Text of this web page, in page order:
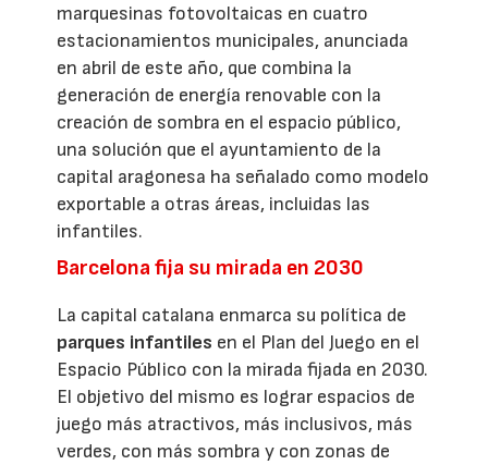
marquesinas fotovoltaicas en cuatro
estacionamientos municipales, anunciada
en abril de este año, que combina la
generación de energía renovable con la
creación de sombra en el espacio público,
una solución que el ayuntamiento de la
capital aragonesa ha señalado como modelo
exportable a otras áreas, incluidas las
infantiles.
Barcelona fija su mirada en 2030
La capital catalana enmarca su política de
parques infantiles en el Plan del Juego en el
Espacio Público con la mirada fijada en 2030.
El objetivo del mismo es lograr espacios de
juego más atractivos, más inclusivos, más
verdes, con más sombra y con zonas de